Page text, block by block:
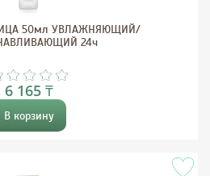
50мл УВЛАЖНЯЮЩИЙ/
24ч
6 165 ₸
В корзину